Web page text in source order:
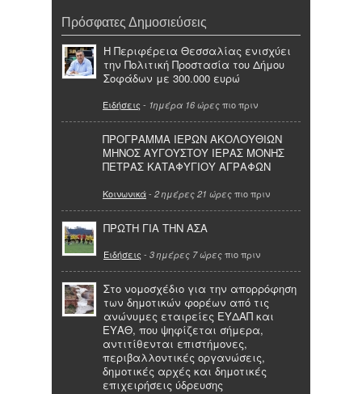
Πρόσφατες Δημοσιεύσεις
Η Περιφέρεια Θεσσαλίας ενισχύει
την Πολιτική Προστασία του Δήμου
Σοφάδων με 300.000 ευρώ
Ειδήσεις - 1ημέρα 16 ώρες πιο πριν
ΠΡΟΓΡΑΜΜΑ ΙΕΡΩΝ ΑΚΟΛΟΥΘΙΩΝ
ΜΗΝΟΣ ΑΥΓΟΥΣΤΟΥ ΙΕΡΑΣ ΜΟΝΗΣ
ΠΕΤΡΑΣ ΚΑΤΑΦΥΓΙΟΥ ΑΓΡΑΦΩΝ
Κοινωνικά- 2 ημέρες 21 ώρες πιο πριν
ΠΡΩΤΗ ΓΙΑ ΤΗΝ ΑΣΑ
Ειδήσεις - 3 ημέρες 7 ώρες πιο πριν
Στο νομοσχέδιο για την απορρόφηση
των δημοτικών φορέων από τις
ανώνυμες εταιρείες ΕΥΔΑΠ και
ΕΥΑΘ, που ψηφίζεται σήμερα,
αντιτίθενται επιστήμονες,
περιβαλλοντικές οργανώσεις,
δημοτικές αρχές και δημοτικές
επιχειρήσεις ύδρευσης